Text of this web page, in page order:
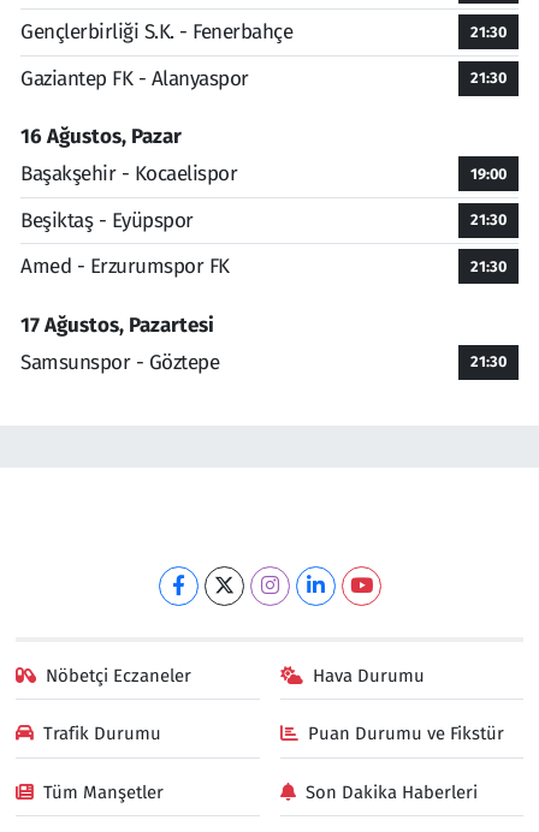
Gençlerbirliği S.K. - Fenerbahçe 21:30
Gaziantep FK - Alanyaspor 21:30
16 Ağustos, Pazar
Başakşehir - Kocaelispor
19:00
Beşiktaş - Eyüpspor 21:30
Amed - Erzurumspor FK 21:30
17 Ağustos, Pazartesi
Samsunspor - Göztepe
21:30
Nöbetçi Eczaneler Hava Durumu
Trafik Durumu Puan Durumu ve Fikstür
Tüm Manşetler Son Dakika Haberleri